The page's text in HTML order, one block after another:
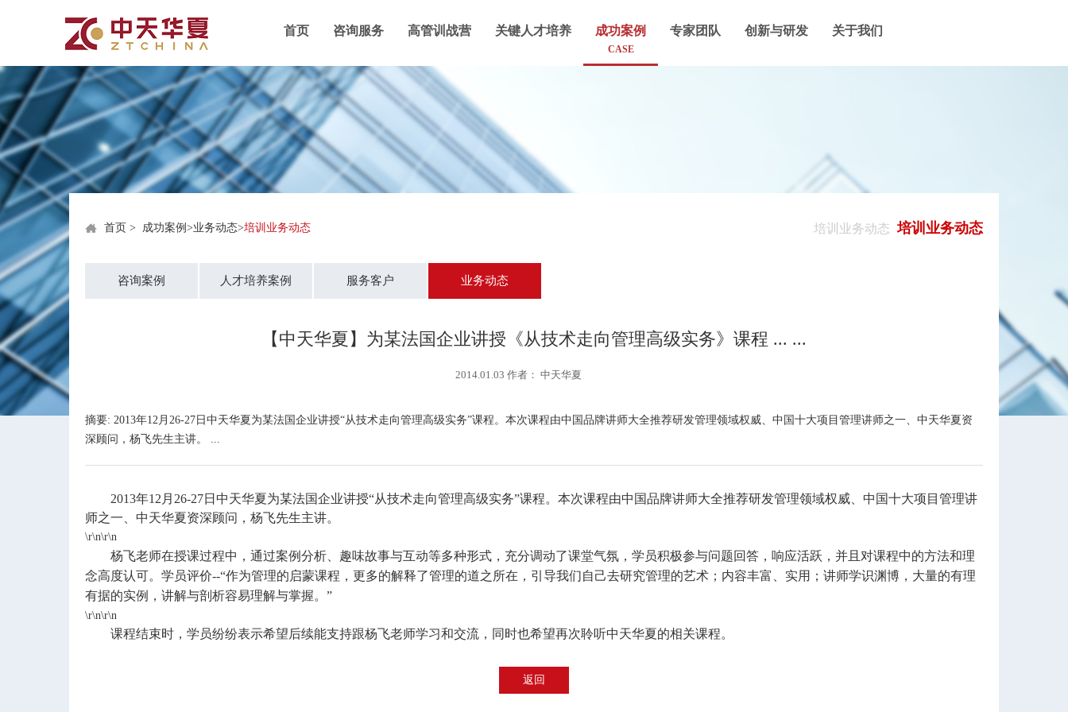
首页 咨询服务 高管训战营 关键人才培养 成功案例
CASE
专家团队 创新与研发 关于我们
首页 > 成功案例 >业务动态>培训业务动态 培训业务动态 培训业务动态
咨询案例 人才培养案例 服务客户 业务动态
【中天华夏】为某法国企业讲授《从技术走向管理高级实务》课程 ... ...
2014.01.03 作者： 中天华夏
摘要: 2013年12月26-27日中天华夏为某法国企业讲授“从技术走向管理高级实务”课程。本次课程由中国品牌讲师大全推荐研发管理领域权威、中国十大项目管理讲师之一、中天华夏资
深顾问，杨飞先生主讲。 ...
2013年12 月 26-27日中天华夏为某法国企业讲授“从技术走向管理高级实务”课程。本次课程由中国品牌讲师大全推荐研发管理领域权威、中国十大项目管理讲
师之一、中天华夏资深顾问，杨飞先生主讲。
\r\n\r\n
杨飞老师在授课过程中，通过案例分析、趣味故事与互动等多种形式，充分调动了课堂气氛，学员积极参与问题回答，响应活跃，并且对课程中的方法和理
念高度认可。学员评价--“作为管理的启蒙课程，更多的解释了管理的道之所在，引导我们自己去研究管理的艺术；内容丰富、实用； 讲师学识渊博，大量的有理
有据的实例，讲解与剖析容易理解与掌握。”
\r\n\r\n
课程结束时，学员纷纷表示希望后续能支持跟杨飞老师学习和交流，同时也希望再次聆听中天华夏的相关课程。
返回